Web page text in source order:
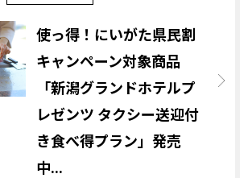
使っ得！にいがた県民割
キャンペーン対象商品
「新潟グランドホテルプ
レゼンツ タクシー送迎付
き食べ得プラン」発売
中...